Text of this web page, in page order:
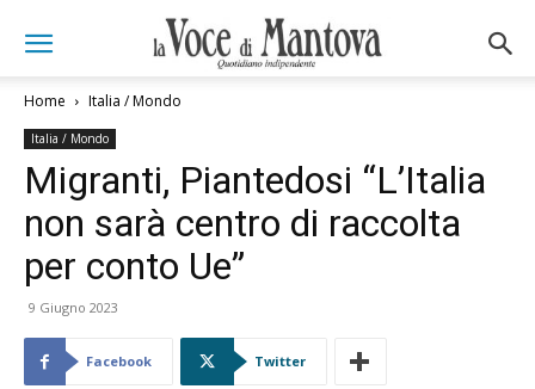
Home Italia / Mondo
Italia / Mondo
Migranti, Piantedosi “L’Italia
non sarà centro di raccolta
per conto Ue”
9 Giugno 2023
Facebook Twitter